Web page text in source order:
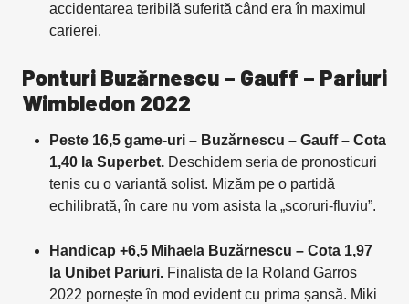
accidentarea teribilă suferită când era în maximul
carierei.
Ponturi Buzărnescu – Gauff – Pariuri
Wimbledon 2022
Peste 16,5 game-uri – Buzărnescu – Gauff – Cota
1,40 la Superbet. Deschidem seria de pronosticuri
tenis cu o variantă solist. Mizăm pe o partidă
echilibrată, în care nu vom asista la „scoruri-fluviu”.
Handicap +6,5 Mihaela Buzărnescu – Cota 1,97
la Unibet Pariuri. Finalista de la Roland Garros
2022 pornește în mod evident cu prima șansă. Miki